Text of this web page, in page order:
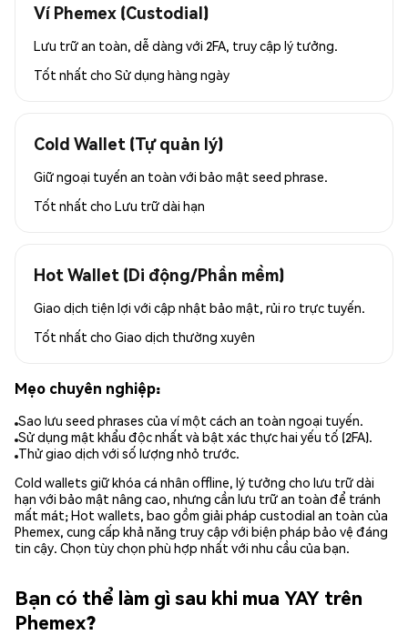
Ví Phemex (Custodial)
Lưu trữ an toàn, dễ dàng với 2FA, truy cập lý tưởng.
Tốt nhất cho Sử dụng hàng ngày
Cold Wallet (Tự quản lý)
Giữ ngoại tuyến an toàn với bảo mật seed phrase.
Tốt nhất cho Lưu trữ dài hạn
Hot Wallet (Di động/Phần mềm)
Giao dịch tiện lợi với cập nhật bảo mật, rủi ro trực tuyến.
Tốt nhất cho Giao dịch thường xuyên
Mẹo chuyên nghiệp:
Sao lưu seed phrases của ví một cách an toàn ngoại tuyến.
Sử dụng mật khẩu độc nhất và bật xác thực hai yếu tố (2FA).
Thử giao dịch với số lượng nhỏ trước.
Cold wallets giữ khóa cá nhân offline, lý tưởng cho lưu trữ dài
hạn với bảo mật nâng cao, nhưng cần lưu trữ an toàn để tránh
mất mát; Hot wallets, bao gồm giải pháp custodial an toàn của
Phemex, cung cấp khả năng truy cập với biện pháp bảo vệ đáng
tin cậy. Chọn tùy chọn phù hợp nhất với nhu cầu của bạn.
Bạn có thể làm gì sau khi mua YAY trên
Phemex?